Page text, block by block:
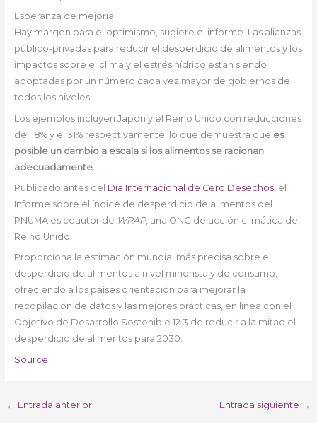
Esperanza de mejoría
Hay margen para el optimismo, sugiere el informe. Las alianzas
público-privadas para reducir el desperdicio de alimentos y los
impactos sobre el clima y el estrés hídrico están siendo
adoptadas por un número cada vez mayor de gobiernos de
todos los niveles.
Los ejemplos incluyen Japón y el Reino Unido con reducciones
del 18% y el 31% respectivamente, lo que demuestra que es
posible un cambio a escala si los alimentos se racionan
adecuadamente.
Publicado antes del Día Internacional de Cero Desechos, el
Informe sobre el índice de desperdicio de alimentos del
PNUMA es coautor de WRAP, una ONG de acción climática del
Reino Unido.
Proporciona la estimación mundial más precisa sobre el
desperdicio de alimentos a nivel minorista y de consumo,
ofreciendo a los países orientación para mejorar la
recopilación de datos y las mejores prácticas, en línea con el
Objetivo de Desarrollo Sostenible 12.3 de reducir a la mitad el
desperdicio de alimentos para 2030.
Source
← Entrada anterior Entrada siguiente →